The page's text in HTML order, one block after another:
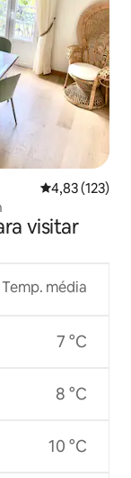
4,83 de uma
4,83 (123)
visitar
Temp. média
7 °C
8 °C
10 °C